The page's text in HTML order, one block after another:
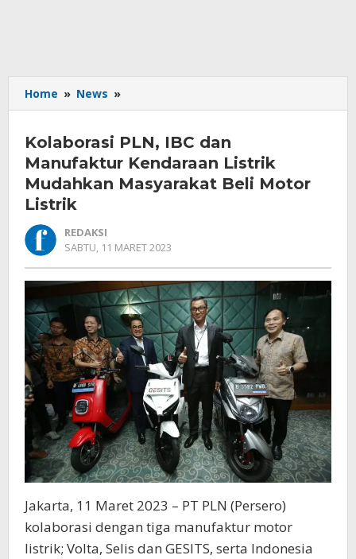
Home » News »
PLN,
dan
Manufaktur
Kendaraan
Listrik
Beli
Kolaborasi PLN, IBC dan
Manufaktur Kendaraan Listrik
Mudahkan Masyarakat Beli Motor
Listrik
REDAKSI
SABTU, 11 MARET 2023
Jakarta, 11 Maret 2023 – PT PLN (Persero)
kolaborasi dengan tiga manufaktur motor
listrik; Volta, Selis dan GESITS, serta Indonesia